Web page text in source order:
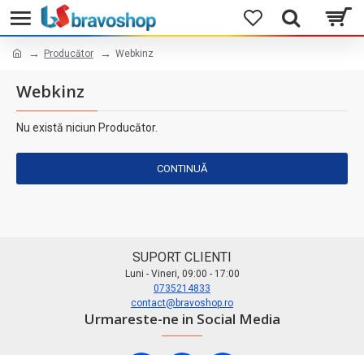
Producător Webkinz
Webkinz
Nu există niciun Producător.
CONTINUĂ
SUPORT CLIENTI
Luni - Vineri, 09:00 - 17:00
0735214833
contact@bravoshop.ro
Urmareste-ne in Social Media